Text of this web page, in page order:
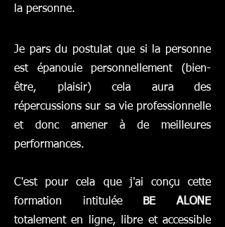
la personne.
Je pars du postulat que si la personne
est épanouie personnellement (bien-
être, plaisir) cela aura des
répercussions sur sa vie professionnelle
et donc amener à de meilleures
performances.
C'est pour cela que j'ai conçu cette
formation intitulée
BE ALONE
totalement en ligne, libre et accessible